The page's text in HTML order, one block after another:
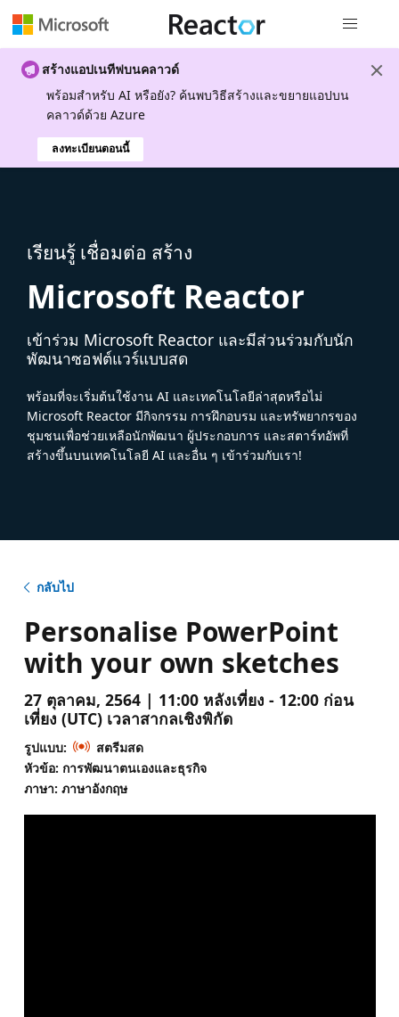
สร้างแอปเนทีฟบนคลาวด์
พร้อมสําหรับ AI หรือยัง? ค้นพบวิธีสร้างและขยายแอปบน
คลาวด์ด้วย Azure
ลงทะเบียนตอนนี้
เรียนรู้ เชื่อมต่อ สร้าง
Microsoft Reactor
เข้าร่วม Microsoft Reactor และมีส่วนร่วมกับนัก
พัฒนาซอฟต์แวร์แบบสด
พร้อมที่จะเริ่มต้นใช้งาน AI และเทคโนโลยีล่าสุดหรือไม่
Microsoft Reactor มีกิจกรรม การฝึกอบรม และทรัพยากรของ
ชุมชนเพื่อช่วยเหลือนักพัฒนา ผู้ประกอบการ และสตาร์ทอัพที่
สร้างขึ้นบนเทคโนโลยี AI และอื่น ๆ เข้าร่วมกับเรา!
กลับไป
Personalise PowerPoint
with your own sketches
27 ตุลาคม, 2564 | 11:00 หลังเที่ยง - 12:00 ก่อน
เที่ยง (UTC) เวลาสากลเชิงพิกัด
รูปแบบ:
สตรีมสด
หัวข้อ: การพัฒนาตนเองและธุรกิจ
ภาษา: ภาษาอังกฤษ